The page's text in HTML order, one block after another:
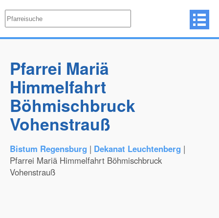
Pfarrei Mariä
Himmelfahrt
Böhmischbruck
Vohenstrauß
Bistum Regensburg | Dekanat Leuchtenberg |
Pfarrei Mariä Himmelfahrt Böhmischbruck
Vohenstrauß